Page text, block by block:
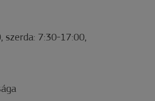
szerda: 7:30-17:00,